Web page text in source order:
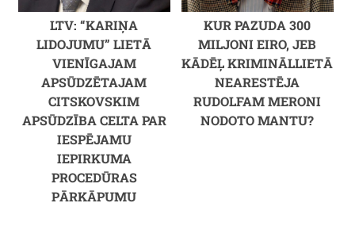
LTV: “KARIŅA
LIDOJUMU” LIETĀ
VIENĪGAJAM
APSŪDZĒTAJAM
CITSKOVSKIM
APSŪDZĪBA CELTA PAR
IESPĒJAMU
IEPIRKUMA
PROCEDŪRAS
PĀRKĀPUMU
KUR PAZUDA 300
MILJONI EIRO, JEB
KĀDĒĻ KRIMINĀLLIETĀ
NEARESTĒJA
RUDOLFAM MERONI
NODOTO MANTU?